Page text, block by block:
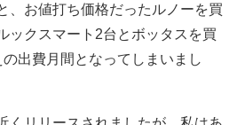
、お値打ち価格だったルノーを買
ックスマート2台とボッタスを買
出費月間となってしまいまし